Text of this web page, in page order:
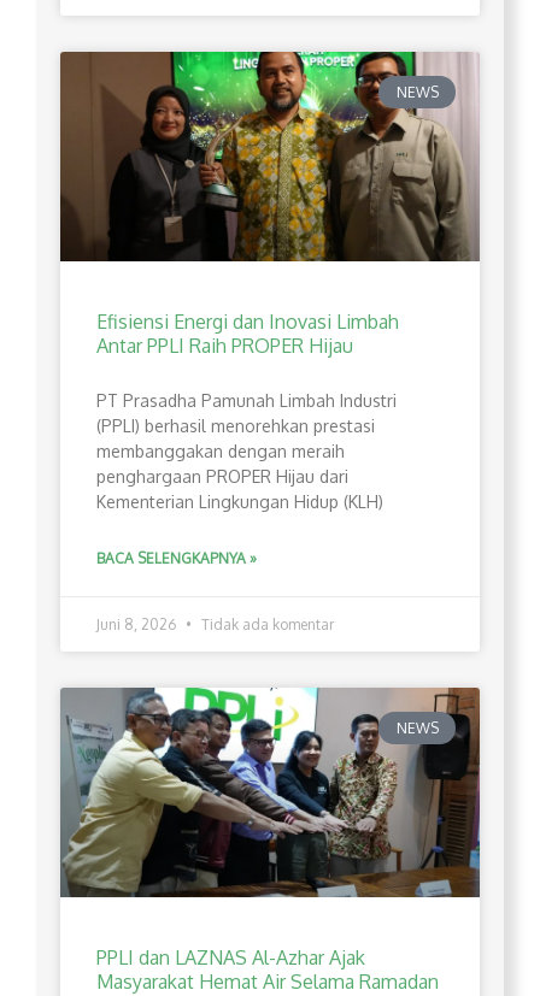
NEWS
Efisiensi Energi dan Inovasi Limbah
Antar PPLI Raih PROPER Hijau
PT Prasadha Pamunah Limbah Industri
(PPLI) berhasil menorehkan prestasi
membanggakan dengan meraih
penghargaan PROPER Hijau dari
Kementerian Lingkungan Hidup (KLH)
BACA SELENGKAPNYA »
Juni 8, 2026 Tidak ada komentar
NEWS
PPLI dan LAZNAS Al-Azhar Ajak
Masyarakat Hemat Air Selama Ramadan